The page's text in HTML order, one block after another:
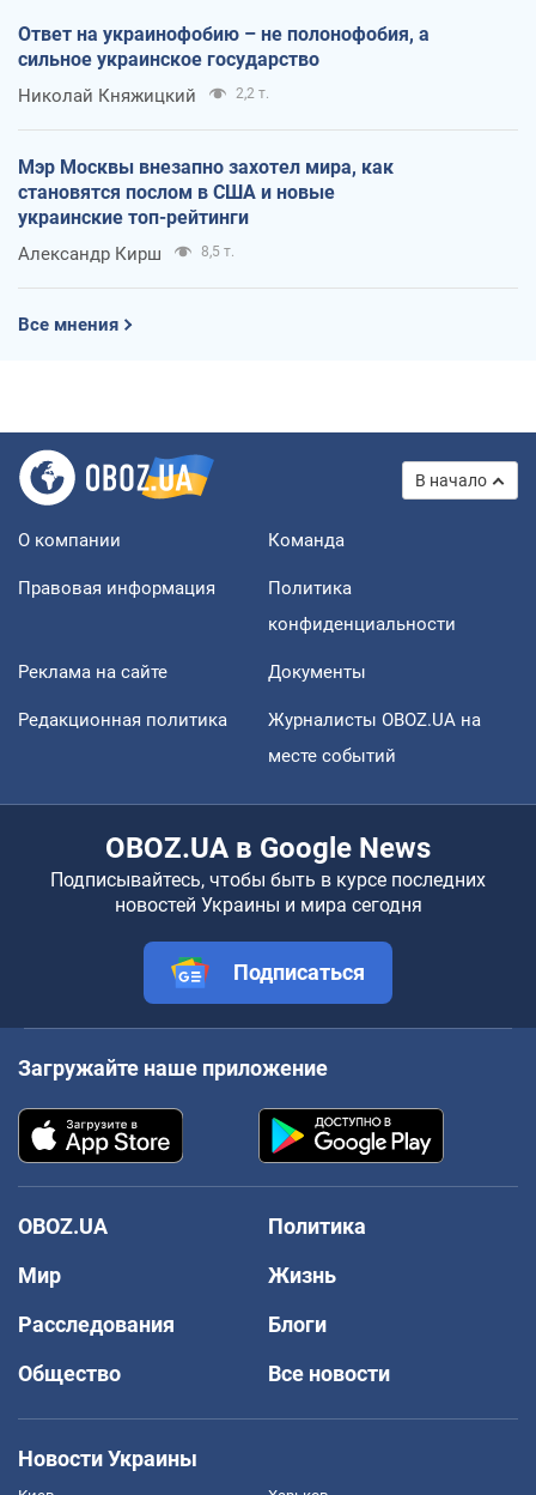
Ответ на украинофобию – не полонофобия, а
сильное украинское государство
Николай Княжицкий 2,2 т.
Мэр Москвы внезапно захотел мира, как
становятся послом в США и новые
украинские топ-рейтинги
Александр Кирш 8,5 т.
Все мнения
В начало
О компании Команда
Правовая информация
Политика
конфиденциальности
Реклама на сайте Документы
Редакционная политика
Журналисты OBOZ.UA на
месте событий
OBOZ.UA в Google News
Подписывайтесь, чтобы быть в курсе последних
новостей Украины и мира сегодня
Подписаться
Загружайте наше приложение
OBOZ.UA
Политика
Мир
Жизнь
Расследования
Блоги
Общество
Все новости
Новости Украины